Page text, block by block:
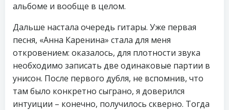
альбоме и вообще в целом.
Дальше настала очередь гитары. Уже первая
песня, «Анна Каренина» стала для меня
откровением: оказалось, для плотности звука
необходимо записать две одинаковые партии в
унисон. После первого дубля, не вспомнив, что
там было конкретно сыграно, я доверился
интуиции – конечно, получилось скверно. Тогда